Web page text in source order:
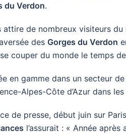
du Verdon.
de nombreux visiteurs
des Gorges du Verdon
couper du monde le temps
en gamme dans un secteur
Alpes-Côte d’Azur dans les
de presse, début juin sur
l’assurait : « Année